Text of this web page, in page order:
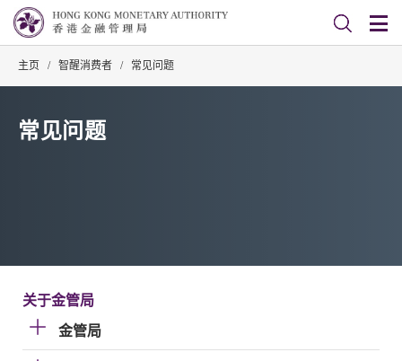
主页 / 智醒消费者 / 常见问题
常见问题
关于金管局
金管局